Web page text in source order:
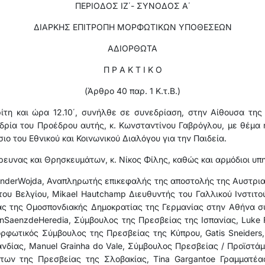
ΠΕΡΙΟΔΟΣ ΙΖ΄- ΣΥΝΟΔΟΣ Α΄
ΔΙΑΡΚΗΣ ΕΠΙΤΡΟΠΗ ΜΟΡΦΩΤΙΚΩΝ ΥΠΟΘΕΣΕΩΝ
ΑΔΙΟΡΘΩΤΑ
Π Ρ Α Κ Τ Ι Κ Ο
(Άρθρο 40 παρ. 1 Κ.τ.Β.)
και ώρα 12.10΄, συνήλθε σε συνεδρίαση, στην Αίθουσα
του Προέδρου αυτής, κ. Κωνσταντίνου Γαβρόγλου, με
Εθνικού και Κοινωνικού Διαλόγου για την Παιδεία.
και Θρησκευμάτων, κ. Νίκος Φίλης, καθώς και αρμόδιοι
Αναπληρωτής επικεφαλής της αποστολής της
Βελγίου, Mikael Hautchamp Διευθυντής του Γαλλικού
Ομοσπονδιακής Δημοκρατίας της Γερμανίας στην Αθήνα
Σύμβουλος της Πρεσβείας της Ισπανίας,
Σύμβουλος της Πρεσβείας της Κύπρου, Gatis
Manuel Grainha do Vale, Σύμβουλος Πρεσβείας /
της Πρεσβείας της Σλοβακίας, Tina Gargantoe